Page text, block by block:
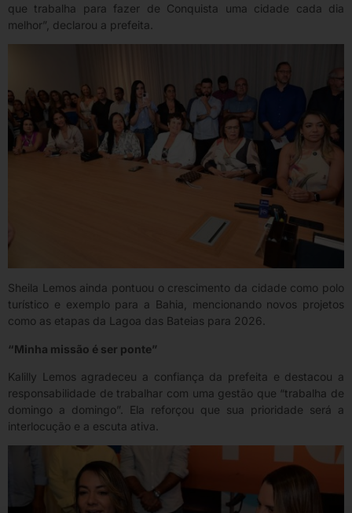
que trabalha para fazer de Conquista uma cidade cada dia
melhor”, declarou a prefeita.
Sheila Lemos ainda pontuou o crescimento da cidade como polo
turístico e exemplo para a Bahia, mencionando novos projetos
como as etapas da Lagoa das Bateias para 2026.
“Minha missão é ser ponte”
Kalilly Lemos agradeceu a confiança da prefeita e destacou a
responsabilidade de trabalhar com uma gestão que “trabalha de
domingo a domingo”. Ela reforçou que sua prioridade será a
interlocução e a escuta ativa.